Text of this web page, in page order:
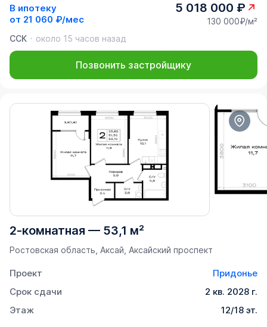
В ипотеку
от 21 060 ₽/мес
5 018 000 ₽
130 000₽/м²
ССК
около 15 часов назад
Позвонить застройщику
2-комнатная — 53,1 м²
Ростовская область, Аксай, Аксайский проспект
Проект
Придонье
Срок сдачи
2 кв. 2028 г.
Этаж
12/18 эт.